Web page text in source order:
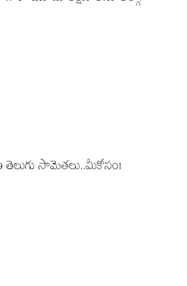
తెలుగు సామెతలు..మీకోసం!